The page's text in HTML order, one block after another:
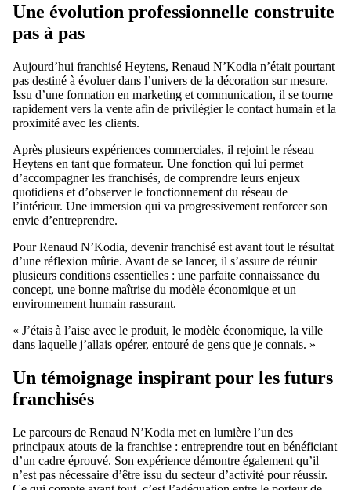
Une évolution professionnelle construite
pas à pas
Aujourd’hui franchisé Heytens, Renaud N’Kodia n’était pourtant
pas destiné à évoluer dans l’univers de la décoration sur mesure.
Issu d’une formation en marketing et communication, il se tourne
rapidement vers la vente afin de privilégier le contact humain et la
proximité avec les clients.
Après plusieurs expériences commerciales, il rejoint le réseau
Heytens en tant que formateur. Une fonction qui lui permet
d’accompagner les franchisés, de comprendre leurs enjeux
quotidiens et d’observer le fonctionnement du réseau de
l’intérieur. Une immersion qui va progressivement renforcer son
envie d’entreprendre.
Pour Renaud N’Kodia, devenir franchisé est avant tout le résultat
d’une réflexion mûrie. Avant de se lancer, il s’assure de réunir
plusieurs conditions essentielles : une parfaite connaissance du
concept, une bonne maîtrise du modèle économique et un
environnement humain rassurant.
« J’étais à l’aise avec le produit, le modèle économique, la ville
dans laquelle j’allais opérer, entouré de gens que je connais. »
Un témoignage inspirant pour les futurs
franchisés
Le parcours de Renaud N’Kodia met en lumière l’un des
principaux atouts de la franchise : entreprendre tout en bénéficiant
d’un cadre éprouvé. Son expérience démontre également qu’il
n’est pas nécessaire d’être issu du secteur d’activité pour réussir.